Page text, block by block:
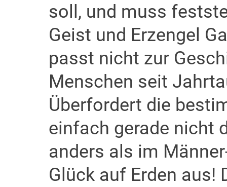
soll, und muss
Geist und Erzengel
passt nicht zur
Menschen seit
Überfordert die
einfach gerade nicht
anders als im
Glück auf Erden